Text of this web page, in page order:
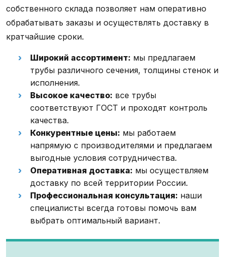
собственного склада позволяет нам оперативно
обрабатывать заказы и осуществлять доставку в
кратчайшие сроки.
Широкий ассортимент: мы предлагаем
трубы различного сечения, толщины стенок и
исполнения.
Высокое качество: все трубы
соответствуют ГОСТ и проходят контроль
качества.
Конкурентные цены: мы работаем
напрямую с производителями и предлагаем
выгодные условия сотрудничества.
Оперативная доставка: мы осуществляем
доставку по всей территории России.
Профессиональная консультация: наши
специалисты всегда готовы помочь вам
выбрать оптимальный вариант.